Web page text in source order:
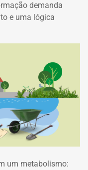
demanda
e uma lógica
um metabolismo: